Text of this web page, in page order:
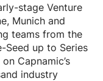
stage Venture
Munich and
teams from the
Seed up to Series
Capnamic’s
industry